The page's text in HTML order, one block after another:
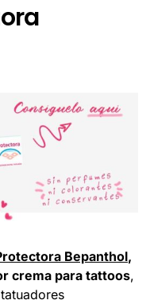
Bepanthol,
crema para tattoos,